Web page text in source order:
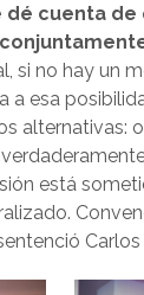
cuenta de
si no hay un
a esa
alternativas:
está